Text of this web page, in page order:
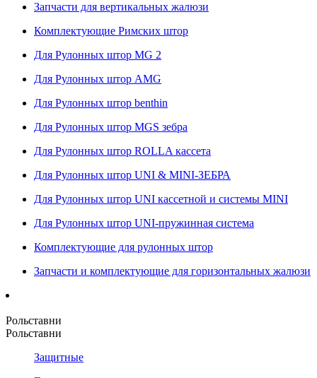
Запчасти для вертикальных жалюзи
Комплектующие Римских штор
Для Рулонных штор MG 2
Для Рулонных штор AMG
Для Рулонных штор benthin
Для Рулонных штор MGS зебра
Для Рулонных штор ROLLA кассета
Для Рулонных штор UNI & MINI-ЗЕБРА
Для Рулонных штор UNI кассетной и системы MINI
Для Рулонных штор UNI-пружинная система
Комплектующие для рулонных штор
Запчасти и комплектующие для горизонтальных жалюзи
Рольставни
Рольставни
Защитные